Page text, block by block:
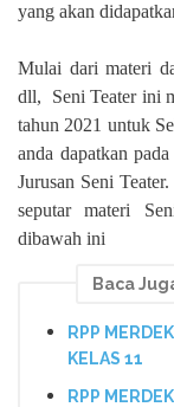
yang akan
Mulai dari materi
dll,
Seni Teater ini
tahun 2021 untuk
anda dapatkan
Jurusan Seni
seputar materi
dibawah ini
Baca
RPP
KELAS 11
RPP